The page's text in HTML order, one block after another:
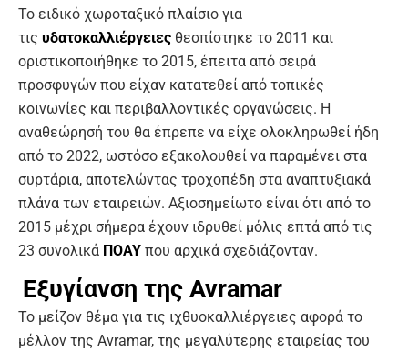
Το ειδικό χωροταξικό πλαίσιο για
τις υδατοκαλλιέργειες θεσπίστηκε το 2011 και
οριστικοποιήθηκε το 2015, έπειτα από σειρά
προσφυγών που είχαν κατατεθεί από τοπικές
κοινωνίες και περιβαλλοντικές οργανώσεις. Η
αναθεώρησή του θα έπρεπε να είχε ολοκληρωθεί ήδη
από το 2022, ωστόσο εξακολουθεί να παραμένει στα
συρτάρια, αποτελώντας τροχοπέδη στα αναπτυξιακά
πλάνα των εταιρειών. Αξιοσημείωτο είναι ότι από το
2015 μέχρι σήμερα έχουν ιδρυθεί μόλις επτά από τις
23 συνολικά ΠΟΑΥ που αρχικά σχεδιάζονταν.
Εξυγίανση της Avramar
Το μείζον θέμα για τις ιχθυοκαλλιέργειες αφορά το
μέλλον της Avramar, της μεγαλύτερης εταιρείας του